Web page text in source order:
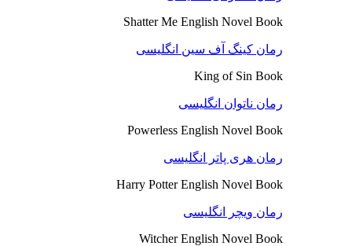
Shatter Me English Novel Book
رمان کینگ آف سین انگلیسی
King of Sin Book
رمان ناتوان انگلیسی
Powerless English Novel Book
رمان هری پاتر انگلیسی
Harry Potter English Novel Book
رمان ویچر انگلیسی
Witcher English Novel Book